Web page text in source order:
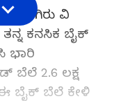
ವಿ
ಕನಸಿಕ ಬೈಕ್
ಭಾರಿ
ಬೆಲೆ 2.6 ಲಕ್ಷ
ಬೈಕ್ ಬೆಲೆ ಕೇಳಿ